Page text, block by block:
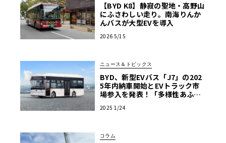
【BYD K8】静寂の聖地・高野山
にふさわしい走り。南海りんか
んバスが大型EVを導入
2026 5/15
ニュース＆トピックス
BYD、新型EVバス「J7」の202
5年内納車開始とEVトラック市
場参入を発表！「多様性あふれ
2025 1/24
コラム